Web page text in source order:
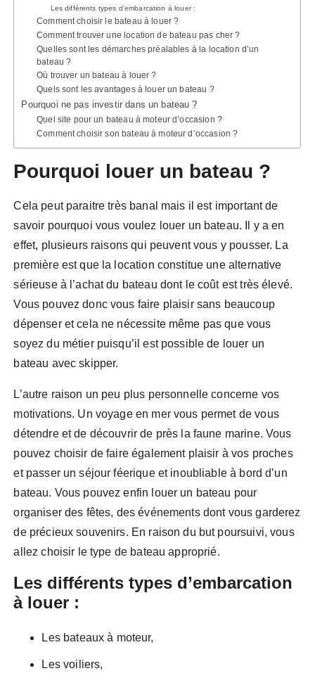
Les différents types d’embarcation à louer :
Comment choisir le bateau à louer ?
Comment trouver une location de bateau pas cher ?
Quelles sont les démarches préalables à la location d’un
bateau ?
Où trouver un bateau à louer ?
Quels sont les avantages à louer un bateau ?
Pourquoi ne pas investir dans un bateau ?
Quel site pour un bateau à moteur d’occasion ?
Comment choisir son bateau à moteur d’occasion ?
Pourquoi louer un bateau ?
Cela peut paraitre très banal mais il est important de
savoir pourquoi vous voulez louer un bateau. Il y a en
effet, plusieurs raisons qui peuvent vous y pousser. La
première est que la location constitue une alternative
sérieuse à l’achat du bateau dont le coût est très élevé.
Vous pouvez donc vous faire plaisir sans beaucoup
dépenser et cela ne nécessite même pas que vous
soyez du métier puisqu’il est possible de louer un
bateau avec skipper.
L’autre raison un peu plus personnelle concerne vos
motivations. Un voyage en mer vous permet de vous
détendre et de découvrir de près la faune marine. Vous
pouvez choisir de faire également plaisir à vos proches
et passer un séjour féerique et inoubliable à bord d’un
bateau. Vous pouvez enfin louer un bateau pour
organiser des fêtes, des événements dont vous garderez
de précieux souvenirs. En raison du but poursuivi, vous
allez choisir le type de bateau approprié.
Les différents types d’embarcation
à louer :
Les bateaux à moteur,
Les voiliers,